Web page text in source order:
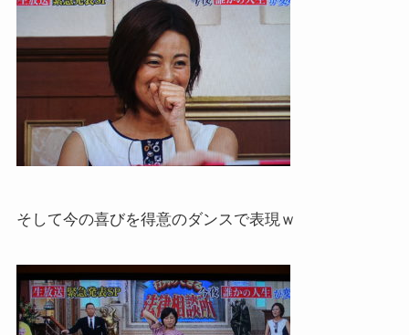
そして今の喜びを得意のダンスで表現ｗ